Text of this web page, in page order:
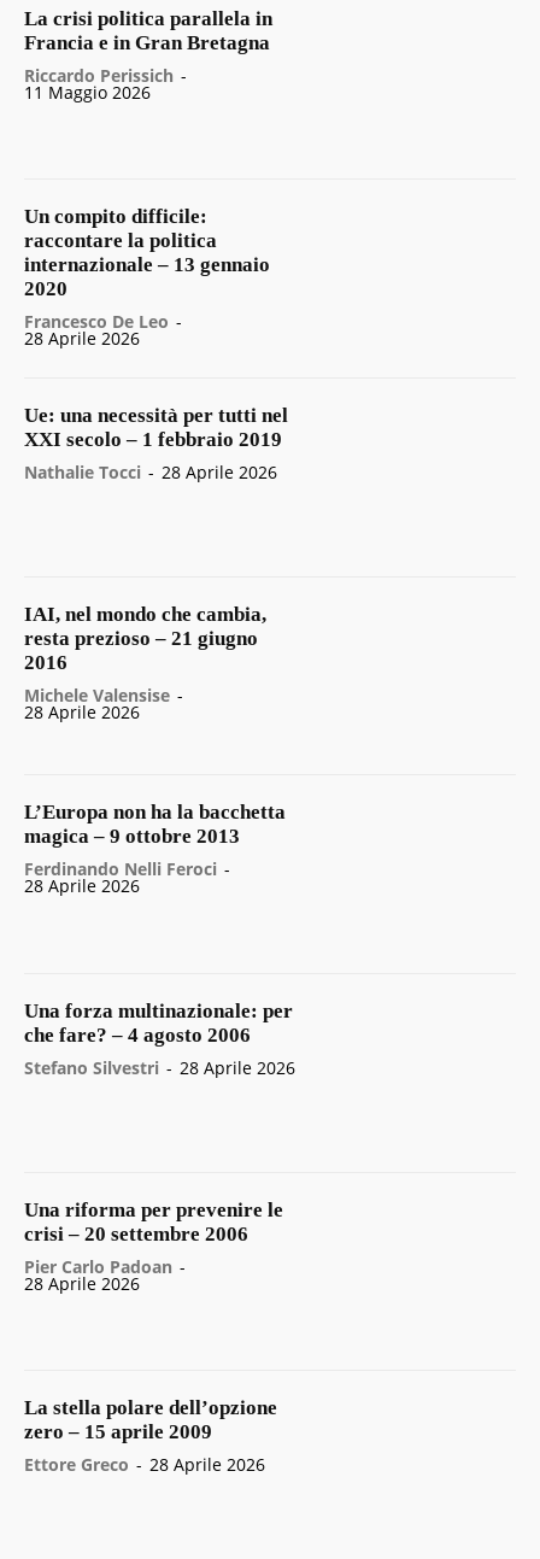
La crisi politica parallela in
Francia e in Gran Bretagna
Riccardo Perissich -
11 Maggio 2026
Un compito difficile:
raccontare la politica
internazionale – 13 gennaio
2020
Francesco De Leo -
28 Aprile 2026
Ue: una necessità per tutti nel
XXI secolo – 1 febbraio 2019
Nathalie Tocci - 28 Aprile 2026
IAI, nel mondo che cambia,
resta prezioso – 21 giugno
2016
Michele Valensise -
28 Aprile 2026
L’Europa non ha la bacchetta
magica – 9 ottobre 2013
Ferdinando Nelli Feroci -
28 Aprile 2026
Una forza multinazionale: per
che fare? – 4 agosto 2006
Stefano Silvestri - 28 Aprile 2026
Una riforma per prevenire le
crisi – 20 settembre 2006
Pier Carlo Padoan -
28 Aprile 2026
La stella polare dell’opzione
zero – 15 aprile 2009
Ettore Greco - 28 Aprile 2026